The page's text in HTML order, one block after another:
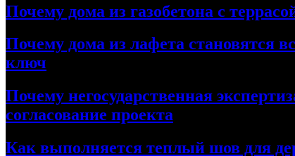
Почему дома из газобетона с
Почему дома из лафета становятся
ключ
Почему негосударственная
согласование проекта
Как выполняется теплый шов для